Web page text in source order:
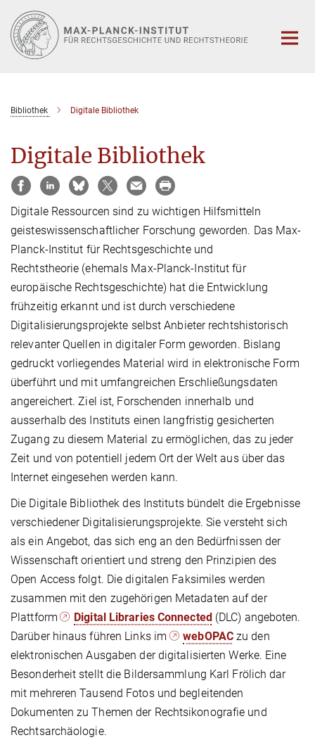
Hauptinhalt
Bibliothek Digitale Bibliothek
Digitale Bibliothek
Digitale Ressourcen sind zu wichtigen Hilfsmitteln
geisteswissenschaftlicher Forschung geworden. Das Max-
Planck-Institut für Rechtsgeschichte und
Rechtstheorie (ehemals Max-Planck-Institut für
europäische Rechtsgeschichte) hat die Entwicklung
frühzeitig erkannt und ist durch verschiedene
Digitalisierungsprojekte selbst Anbieter rechtshistorisch
relevanter Quellen in digitaler Form geworden. Bislang
gedruckt vorliegendes Material wird in elektronische Form
überführt und mit umfangreichen Erschließungsdaten
angereichert. Ziel ist, Forschenden innerhalb und
ausserhalb des Instituts einen langfristig gesicherten
Zugang zu diesem Material zu ermöglichen, das zu jeder
Zeit und von potentiell jedem Ort der Welt aus über das
Internet eingesehen werden kann.
Die Digitale Bibliothek des Instituts bündelt die Ergebnisse
verschiedener Digitalisierungsprojekte. Sie versteht sich
als ein Angebot, das sich eng an den Bedürfnissen der
Wissenschaft orientiert und streng den Prinzipien des
Open Access folgt. Die digitalen Faksimiles werden
zusammen mit den zugehörigen Metadaten auf der
Plattform
Digital Libraries Connected (DLC) angeboten.
Darüber hinaus führen Links im
webOPACzu den
elektronischen Ausgaben der digitalisierten Werke. Eine
Besonderheit stellt die Bildersammlung Karl Frölich dar
mit mehreren Tausend Fotos und begleitenden
Dokumenten zu Themen der Rechtsikonografie und
Rechtsarchäologie.